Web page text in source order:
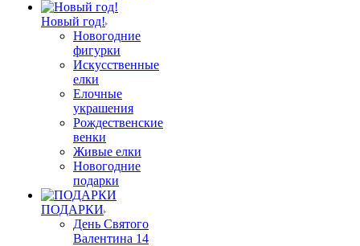
Новый год!
Новогодние
фигурки
Искусственные
елки
Елочные
украшения
Рождественские
венки
Живые елки
Новогодние
подарки
ПОДАРКИ
День Святого
Валентина 14